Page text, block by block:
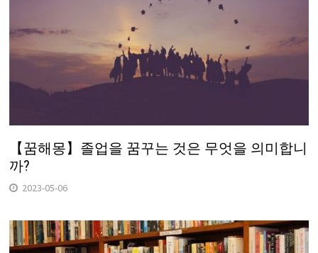
【꿈해몽】졸업을 꿈꾸는 것은 무엇을 의미합니
까?
2023-05-06